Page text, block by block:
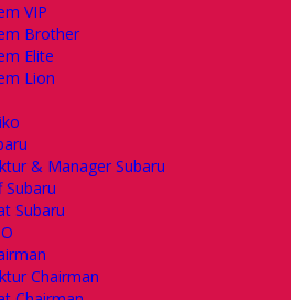
VIP
Brother
Elite
Lion
& Manager Subaru
Subaru
Subaru
Chairman